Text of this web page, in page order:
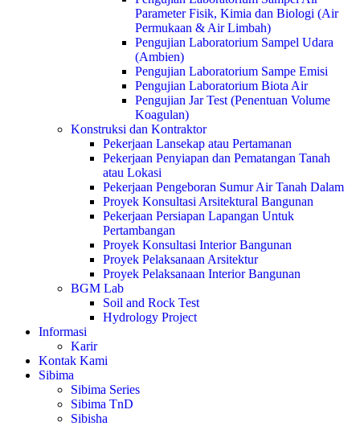
Parameter Fisik, Kimia dan Biologi (Air
Permukaan & Air Limbah)
Pengujian Laboratorium Sampel Udara
(Ambien)
Pengujian Laboratorium Sampe Emisi
Pengujian Laboratorium Biota Air
Pengujian Jar Test (Penentuan Volume
Koagulan)
Konstruksi dan Kontraktor
Pekerjaan Lansekap atau Pertamanan
Pekerjaan Penyiapan dan Pematangan Tanah
atau Lokasi
Pekerjaan Pengeboran Sumur Air Tanah Dalam
Proyek Konsultasi Arsitektural Bangunan
Pekerjaan Persiapan Lapangan Untuk
Pertambangan
Proyek Konsultasi Interior Bangunan
Proyek Pelaksanaan Arsitektur
Proyek Pelaksanaan Interior Bangunan
BGM Lab
Soil and Rock Test
Hydrology Project
Informasi
Karir
Kontak Kami
Sibima
Sibima Series
Sibima TnD
Sibisha